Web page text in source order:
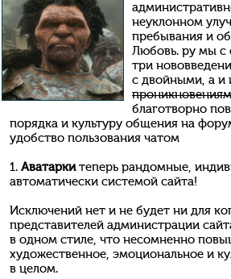
неуклонном
пребывания и
Любовь. ру мы с
три
с двойными, а и
благотворно
порядка и культуру общения на
удобство пользования чатом
1. Аватарки теперь рандомные,
автоматически системой сайта!
Исключений нет и не будет ни для
представителей администрации
в одном стиле, что несомненно
художественное, эмоциональное и
в целом.